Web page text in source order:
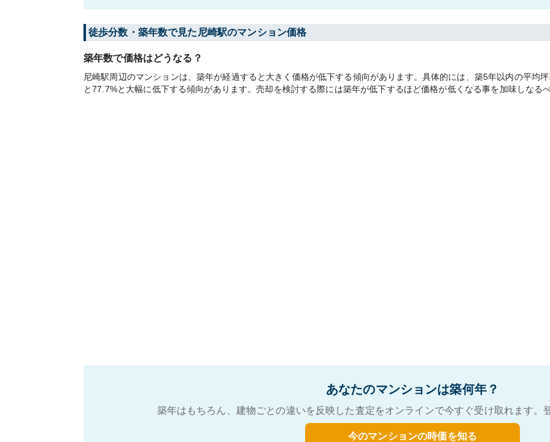
徒歩分数・築年数で見た尼崎駅のマンション価格
築年数で価格はどうなる？
尼崎駅周辺のマンションは、築年が経過すると大きく価格が低下する傾向があります。具体的には、築5年以内の平均
と77.7%と大幅に低下する傾向があります。売却を検討する際には築年が低下するほど価格が低くなる事を加味しなる
あなたのマンションは築何年？
築年はもちろん、建物ごとの違いを反映した査定をオンラインで今すぐ受け取れます。
今のマンションの時価を知る